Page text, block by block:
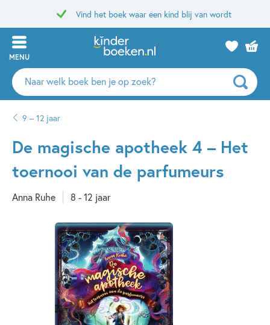
Vind het boek waar een kind blij van wordt
MENU
Zoeken
naar
auteurs
uitgevers
9 – 12 jaar
De magische apotheek 4 – Het
toernooi van de parfumeurs
Anna Ruhe 8 - 12 jaar